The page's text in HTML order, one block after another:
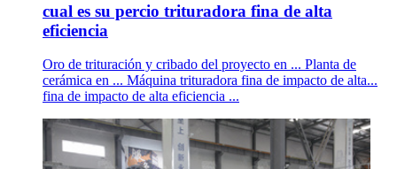
cual es su percio trituradora fina de alta
eficiencia
Oro de trituración y cribado del proyecto en ... Planta de
cerámica en ... Máquina trituradora fina de impacto de alta...
fina de impacto de alta eficiencia ...